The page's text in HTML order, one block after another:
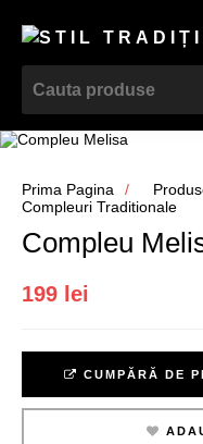
Prima Pagina
Compleuri Traditionale
Compleu
199 lei
CUMPĂRĂ DE